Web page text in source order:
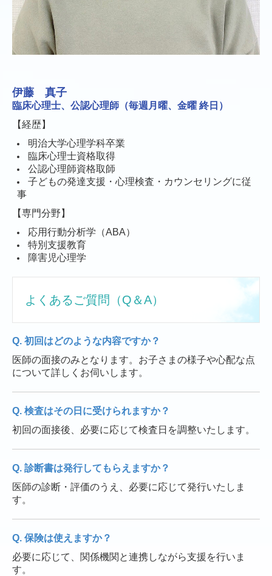
伊藤 真子
臨床心理士、公認心理師（毎週月曜、金曜 終日 ）
【経歴】
明治大学心理学科卒業
臨床心理士資格取得
公認心理師資格取師
子どもの発達支援・心理検査・カウンセリングに従
事
【専門分野】
応用行動分析学（ABA）
特別支援教育
障害児心理学
よくあるご質問（Q＆A）
Q. 初回はどのような内容ですか？
医師の面接のみとなります。お子さまの様子や心配な点
について詳しくお伺いします。
Q. 検査はその日に受けられますか？
初回の面接後、必要に応じて検査日を調整いたします。
Q. 診断書は発行してもらえますか？
医師の診断・評価のうえ、必要に応じて発行いたしま
す。
Q. 保険は使えますか？
必要に応じて、関係機関と連携しながら支援を行いま
す。